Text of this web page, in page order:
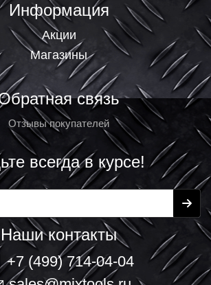
Информация
Акции
Магазины
связь
Отзывы покупателей
всегда в курсе!
Наши контакты
+7 (499) 714-04-04